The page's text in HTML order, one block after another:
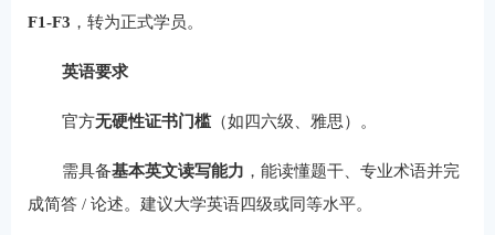
F1-F3 ，转为正式学员。
英语要求
官方无硬性证书门槛（如四六级、雅思）。
需具备基本英文读写能力 ，能读懂题干、专业术语并完
成简答 / 论述。建议大学英语四级或同等水平。